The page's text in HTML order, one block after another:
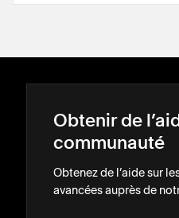
Obtenir de
communauté
Obtenez de l’aide sur
avancées auprès de